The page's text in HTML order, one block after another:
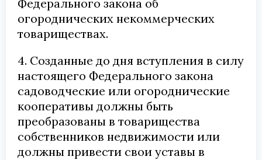
Федерального закона об
огороднических некоммерческих
товариществах.
4. Созданные до дня вступления в силу
настоящего Федерального закона
садоводческие или огороднические
кооперативы должны быть
преобразованы в товарищества
собственников недвижимости или
должны привести свои уставы в